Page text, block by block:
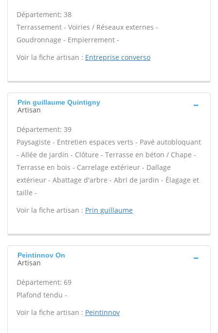
Département: 38
Terrassement - Voiries / Réseaux externes -
Goudronnage - Empierrement -
Voir la fiche artisan : Entreprise converso
Prin guillaume Quintigny
Artisan
Département: 39
Paysagiste - Entretien espaces verts - Pavé autobloquant
- Allée de jardin - Clôture - Terrasse en béton / Chape -
Terrasse en bois - Carrelage extérieur - Dallage
extérieur - Abattage d'arbre - Abri de jardin - Élagage et
taille -
Voir la fiche artisan : Prin guillaume
Peintinnov On
Artisan
Département: 69
Plafond tendu -
Voir la fiche artisan : Peintinnov